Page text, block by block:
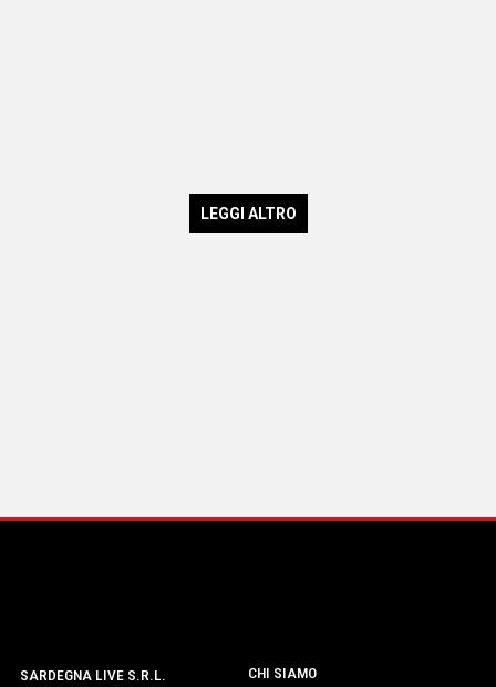
LEGGI ALTRO
SARDEGNA LIVE S.R.L. CHI SIAMO